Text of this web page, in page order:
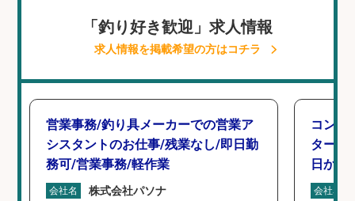
「釣り好き歓迎」求人情報
求人情報を掲載希望の方はコチラ
営業事務/釣り具メーカーでの営業ア
シスタントのお仕事/残業なし/即日勤
務可/営業事務/軽作業
会社名 株式会社パソナ
コンビ
タート
日から
会社名